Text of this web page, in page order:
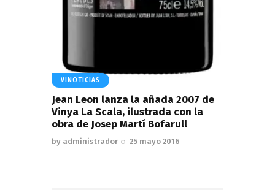
VINOTICIAS
Jean Leon lanza la añada 2007 de
Vinya La Scala, ilustrada con la
obra de Josep Martí Bofarull
by administrador 25 mayo 2016